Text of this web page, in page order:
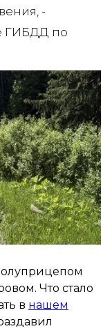
-
ГИБДД по
Что стало
в нашем